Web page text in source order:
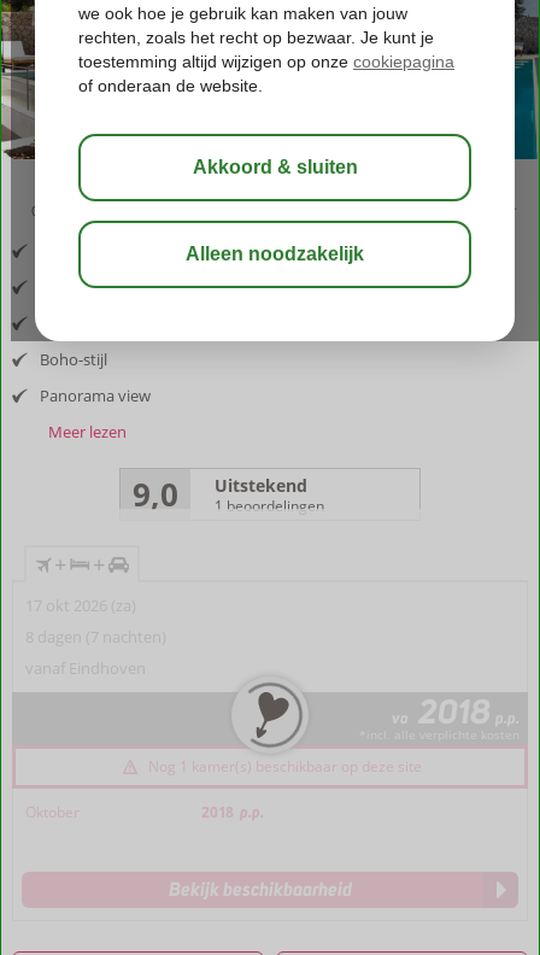
03:05 bewaar
Inclusief vlucht en huurauto
Nabij Agios Nikolaos
Boho-stijl
Panorama view
Meer lezen
9,0 Uitstekend
1 beoordelingen
+ +
17 okt 2026 (za)
8 dagen (7 nachten)
vanaf Eindhoven
va 2018 p.p.
Nog 1 kamer(s) beschikbaar op deze site
Oktober 2018 p.p.
Bekijk beschikbaarheid